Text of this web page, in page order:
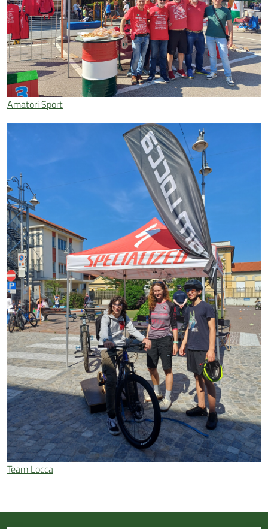
Amatori Sport
Team Locca